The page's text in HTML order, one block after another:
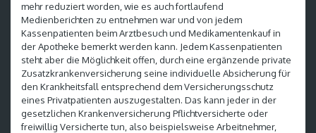
mehr reduziert worden, wie es auch fortlaufend
Medienberichten zu entnehmen war und von jedem
Kassenpatienten beim Arztbesuch und Medikamentenkauf in
der Apotheke bemerkt werden kann. Jedem Kassenpatienten
steht aber die Möglichkeit offen, durch eine ergänzende private
Zusatzkrankenversicherung seine individuelle Absicherung für
den Krankheitsfall entsprechend dem Versicherungsschutz
eines Privatpatienten auszugestalten. Das kann jeder in der
gesetzlichen Krankenversicherung Pflichtversicherte oder
freiwillig Versicherte tun, also beispielsweise Arbeitnehmer,